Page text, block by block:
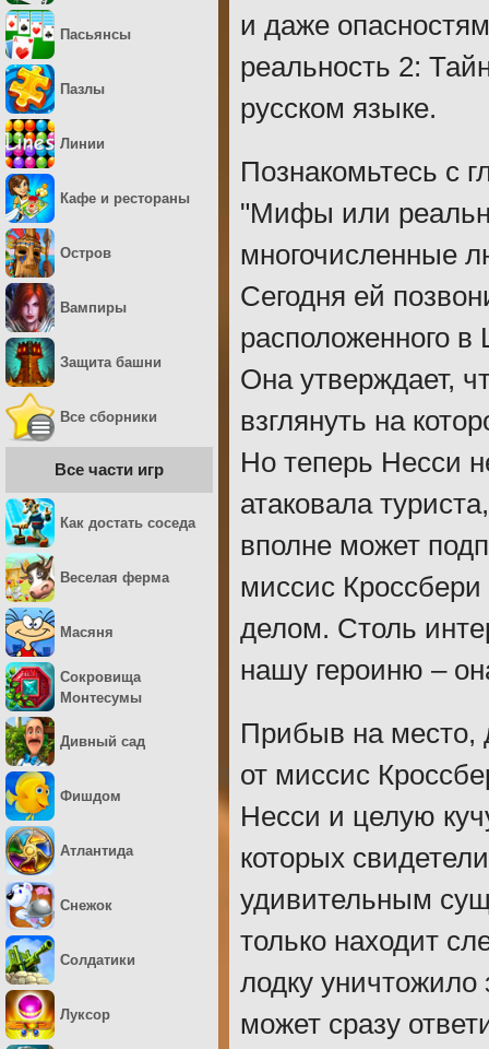
и даже
реальность 2:
русском языке.
Познакомьтесь с
"Мифы или
многочисленные
Сегодня ей
расположенного
Она утверждает,
взглянуть на
Но теперь Несси
атаковала
вполне может
миссис Кроссбери
делом. Столь
нашу героиню –
Прибыв на место,
от миссис
Несси и целую
которых
удивительным
только находит
лодку уничтожило
может сразу
Пасьянсы
Пазлы
Линии
Кафе и рестораны
Остров
Вампиры
Защита башни
Все сборники
Все части игр
Как достать соседа
Веселая ферма
Масяня
Сокровища
Монтесумы
Дивный сад
Фишдом
Атлантида
Снежок
Солдатики
Луксор